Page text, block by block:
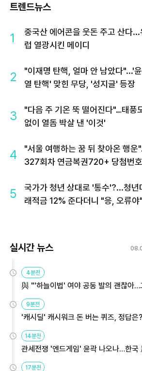
트렌드뉴스
1
중국산 에어콘을 웃돈 주고 산다...
럽 열광시킨 메이디
2
"이재명 탄핵, 얼마 안 남았다"...'
열 탄핵' 맞힌 무당, '성지글' 등장
3
"다음 주 기온 뚝 떨어진다"…태풍
없이 열돔 박살 낸 '이것'
4
"서울 여행하는 꿈 뒤 찾아온 행운
327회차 연금복권720+ 당첨번
5
국가가 청년 상대로 '통수'?...청년
래적금 12% 준다더니 "응, 오류야"
실시간 뉴스
4분전
與 "'하늘이법' 여야 공동 발의 괜찮아…
9분전
'캐시딜' 캐시워크 돈 버는 퀴즈, 정답은?
14분전
관세전쟁 '엔드게임' 윤곽 나오나…한국
17분전